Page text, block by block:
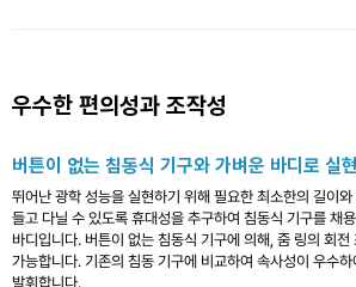
우수한 편의성과 조작성
버튼이 없는 침동식 기구와 가벼운 바디로 실
뛰어난 광학 성능을 실현하기 위해 필요한 최소한의 길이와
들고 다닐 수 있도록 휴대성을 추구하여 침동식 기구를 채
바디입니다. 버튼이 없는 침동식 기구에 의해, 줌 링의 회
가능합니다. 기존의 침동 기구에 비교하여 속사성이 우수
발휘합니다.